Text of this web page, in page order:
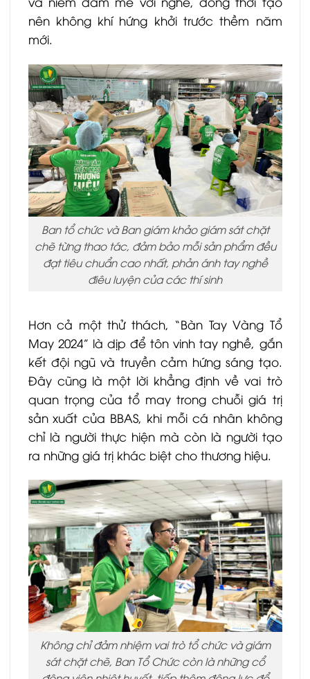
nên không khí hứng khởi trước thềm năm
mới.
Ban tổ chức và Ban giám khảo giám sát chặt
chẽ từng thao tác, đảm bảo mỗi sản phẩm đều
đạt tiêu chuẩn cao nhất, phản ánh tay nghề
điêu luyện của các thí sinh
Hơn cả một thử thách, “Bàn Tay Vàng Tổ
May 2024” là dịp để tôn vinh tay nghề, gắn
kết đội ngũ và truyền cảm hứng sáng tạo.
Đây cũng là một lời khẳng định về vai trò
quan trọng của tổ may trong chuỗi giá trị
sản xuất của BBAS, khi mỗi cá nhân không
chỉ là người thực hiện mà còn là người tạo
ra những giá trị khác biệt cho thương hiệu.
Không chỉ đảm nhiệm vai trò tổ chức và giám
sát chặt chẽ, Ban Tổ Chức còn là những cổ